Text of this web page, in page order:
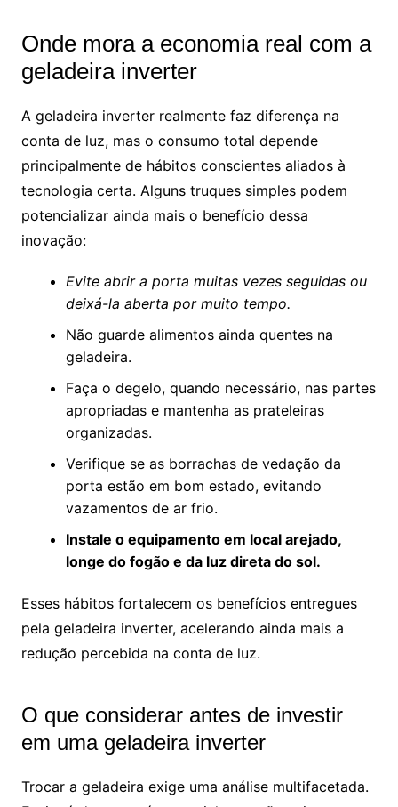
Onde mora a economia real com a
geladeira inverter
A geladeira inverter realmente faz diferença na
conta de luz, mas o consumo total depende
principalmente de hábitos conscientes aliados à
tecnologia certa. Alguns truques simples podem
potencializar ainda mais o benefício dessa
inovação:
Evite abrir a porta muitas vezes seguidas ou
deixá-la aberta por muito tempo.
Não guarde alimentos ainda quentes na
geladeira.
Faça o degelo, quando necessário, nas partes
apropriadas e mantenha as prateleiras
organizadas.
Verifique se as borrachas de vedação da
porta estão em bom estado, evitando
vazamentos de ar frio.
Instale o equipamento em local arejado,
longe do fogão e da luz direta do sol.
Esses hábitos fortalecem os benefícios entregues
pela geladeira inverter, acelerando ainda mais a
redução percebida na conta de luz.
O que considerar antes de investir
em uma geladeira inverter
Trocar a geladeira exige uma análise multifacetada.